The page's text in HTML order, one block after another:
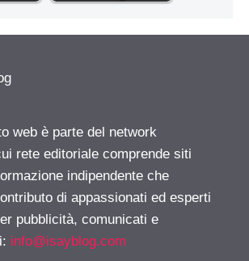
web è parte del network
rete editoriale comprende siti
indipendente che
di appassionati ed esperti
pubblicità, comunicati e
info@isayblog.com